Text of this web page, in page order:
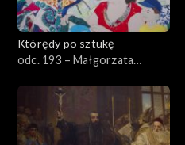
Którędy po sztukę
odc. 193 – Małgorzata
świat – czerwiec”